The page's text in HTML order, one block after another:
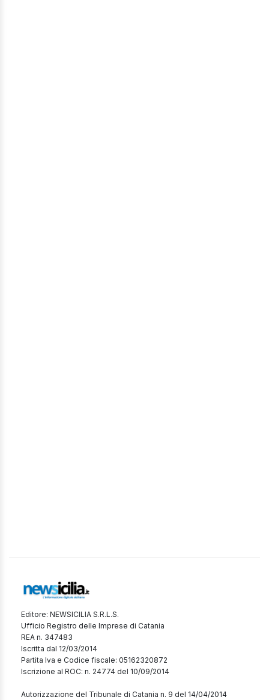
Editore: NEWSICILIA S.R.L.S.
Ufficio Registro delle Imprese di Catania
REA n. 347483
Iscritta dal 12/03/2014
Partita Iva e Codice fiscale: 05162320872
Iscrizione al ROC: n. 24774 del 10/09/2014
Autorizzazione del Tribunale di Catania n. 9 del 14/04/2014